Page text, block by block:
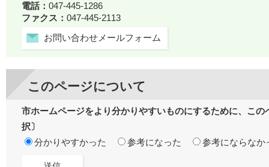
電話： 047-445-1286
ファクス： 047-445-2113
お問い合わせメールフォーム
このページについて
市ホームページをより分かりやすいものにするために、こ
択〕
分かりやすかった
参考になった 参考にならなか